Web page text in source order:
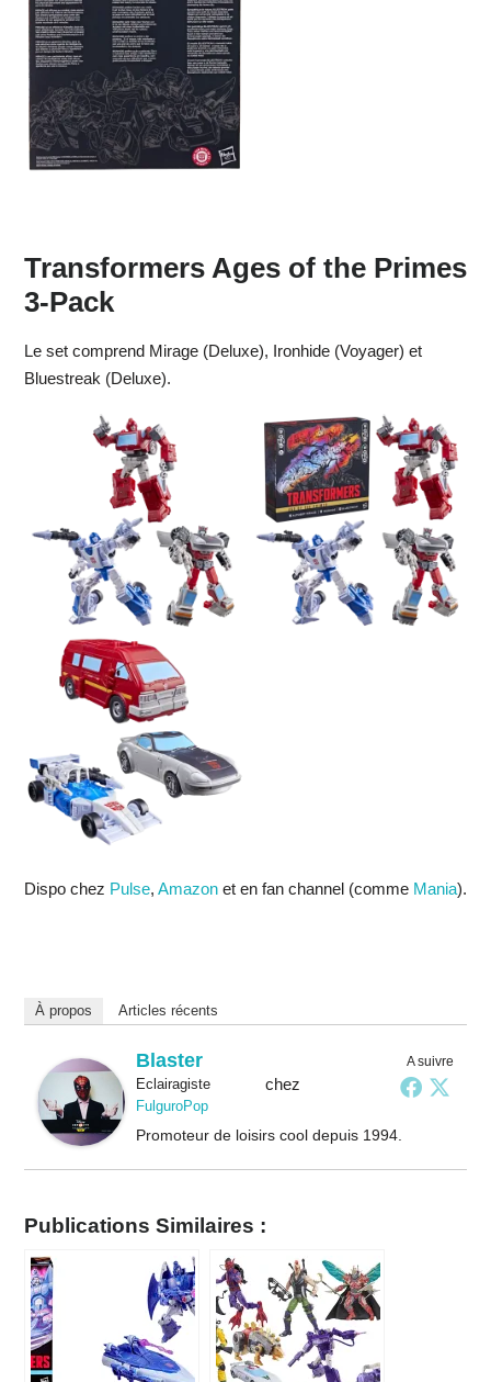
Transformers Ages of the Primes
3-Pack
Le set comprend Mirage(Deluxe), Ironhide (Voyager) et
Bluestreak (Deluxe).
Dispo chez Pulse, Amazonet en fan channel (comme Mania).
À propos Articles récents
A suivre
Blaster
Eclairagistechez
FulguroPop
Promoteur de loisirs cool depuis 1994.
Publications Similaires :